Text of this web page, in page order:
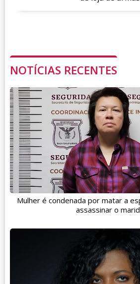
NOTÍCIAS RECENTES
Mulher é condenada por matar a
assassinar o